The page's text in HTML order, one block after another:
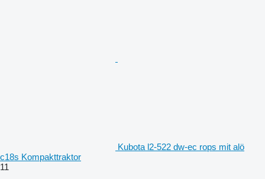
Kubota l2-522 dw-ec rops mit alö
c18s Kompakttraktor
11